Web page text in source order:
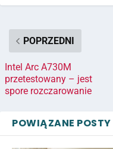
POPRZEDNI
Intel Arc A730M
przetestowany – jest
spore rozczarowanie
POWIĄZANE POSTY